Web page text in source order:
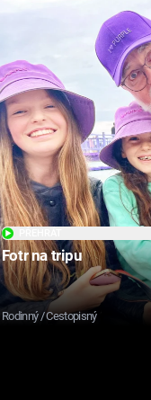
Fotr na tripu
Rodinný / Cestopisný